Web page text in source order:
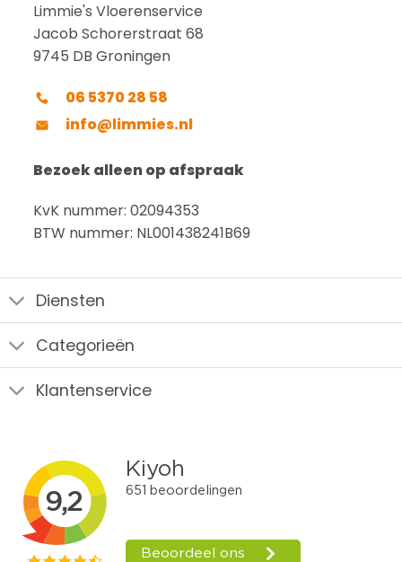
Limmie's Vloerenservice
Jacob Schorerstraat 68
9745 DB Groningen
06 5370 28 58
info@limmies.nl
Bezoek alleen op afspraak
KvK nummer: 02094353
BTW nummer: NL001438241B69
Diensten
Categorieën
Klantenservice